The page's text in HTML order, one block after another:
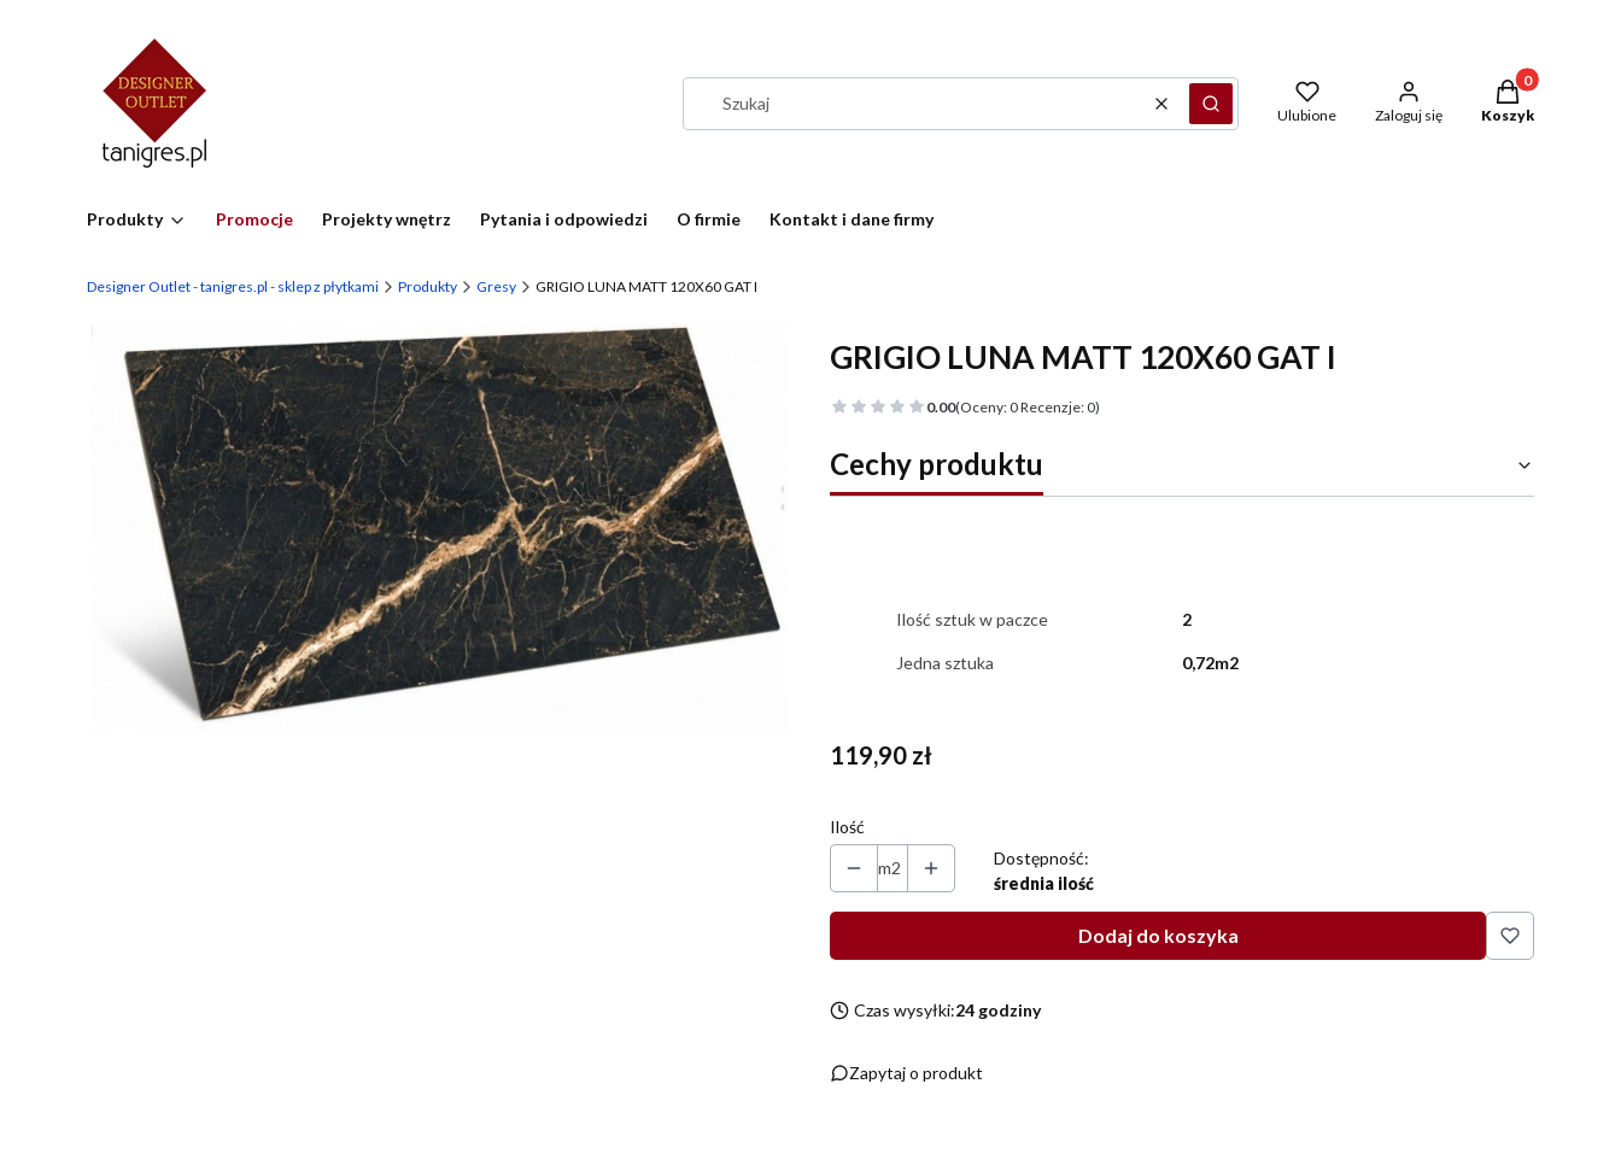
WyczyśćSzukaj Ulubione Zaloguj się
Produkty w
Koszyk
Produkty Promocje Projekty wnętrz Pytania i odpowiedzi O firmie Kontakt i dane firmy
Designer Outlet - tanigres.pl - sklep z płytkami Produkty Gresy GRIGIO LUNA MATT 120X60 GAT I
GRIGIO LUNA MATT 120X60 GAT I
0.00(Oceny: 0 Recenzje: 0)
Cechy produktu
Ilość sztuk w paczce 2
Jedna sztuka 0,72m2
Cena
119,90 zł
Ilość
m2
Dostępność:
średnia ilość
Dodaj do koszyka
Czas wysyłki:24 godziny
Zapytaj o produkt